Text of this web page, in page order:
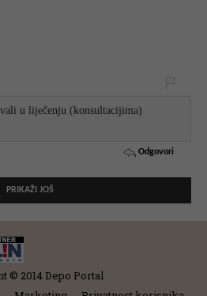
u liječenju (konsultacijima)
Odgovori
PRIKAŽI JOŠ
© 2014 Depo Portal